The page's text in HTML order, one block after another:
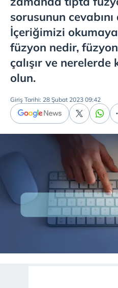
sorusunun
İçeriğimizi
füzyon nedir,
çalışır ve nerelerde
olun.
Giriş Tarihi: 28 Şubat 2023 09:42